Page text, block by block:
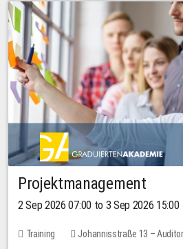
Projektmanagement
2 Sep 2026 07:00 to 3 Sep 2026 15:00
Training
Johannisstraße 13 –